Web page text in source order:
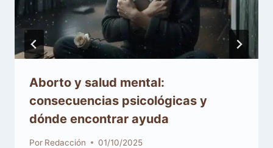
Aborto y salud mental:
consecuencias psicológicas y
dónde encontrar ayuda
Por Redacción 01/10/2025